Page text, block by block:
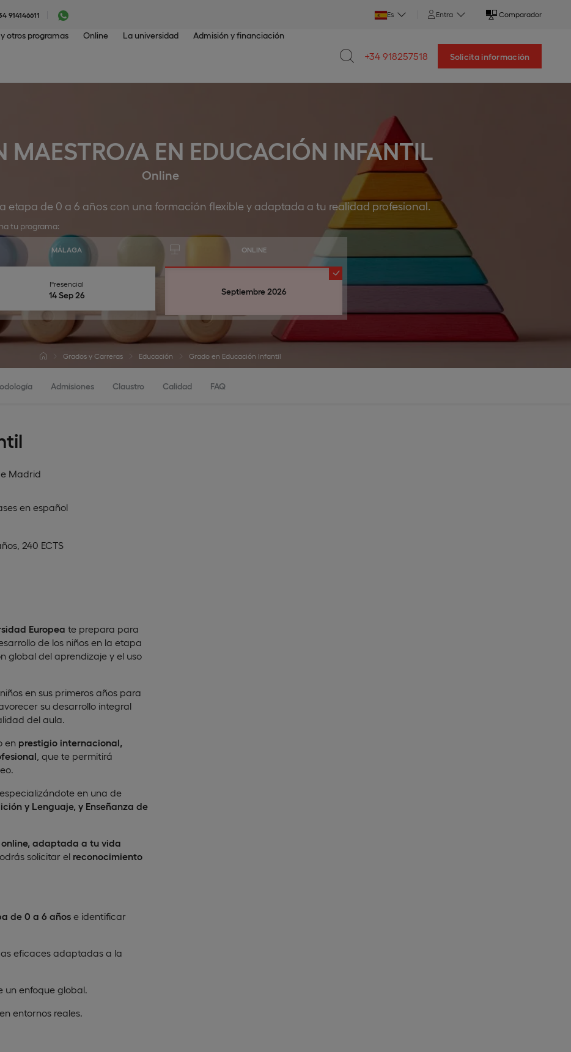
914146611 Es Entra Comparador
y otros programas Online La universidad Admisión y financiación
+34 918257518 Solicita información
MAESTRO/A EN EDUCACIÓN INFANTIL
Online
etapa de 0 a 6 años con una formación flexible y adaptada a tu realidad profesional.
tu programa:
MÁLAGA
Presencial
14 Sep 26
ONLINE
Septiembre 2026
Grados y Carreras Educación Grado en Educación Infantil
Admisiones Claustro Calidad FAQ
Madrid
en español
240 ECTS
Europea te prepara para
de los niños en la etapa
global del aprendizaje y el uso
en sus primeros años para
su desarrollo integral
del aula.
en prestigio internacional,
, que te permitirá
en una de
y Lenguaje, y Enseñanza de
adaptada a tu vida
solicitar el reconocimiento
de 0 a 6 años e identificar
eficaces adaptadas a la
un enfoque global.
en entornos reales.